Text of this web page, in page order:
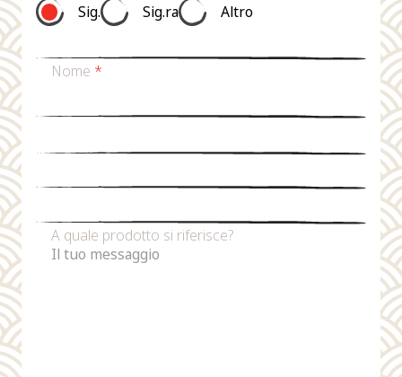
Sig. Sig.ra Altro
Nome *
A quale prodotto si riferisce?